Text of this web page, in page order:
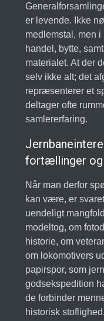
er levende. Ikke
medlemstal, men i
handel, bytte,
materialet. At der
selv ikke alt; det
repræsenterer et
deltager ofte
samlererfaring.
fortællinger og
Når man derfor
kan være, er
uendeligt
modeltog, om
historie, om
om lokomotivers
papirspor, som
godsekspedition
de forbinder
historisk